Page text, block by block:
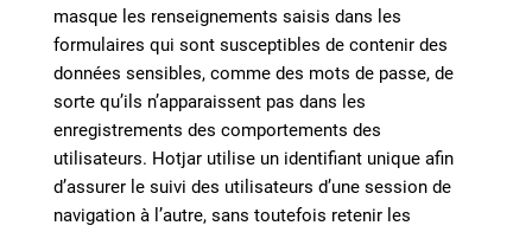
masque les renseignements saisis dans les
formulaires qui sont susceptibles de contenir des
données sensibles, comme des mots de passe, de
sorte qu’ils n’apparaissent pas dans les
enregistrements des comportements des
utilisateurs. Hotjar utilise un identifiant unique afin
d’assurer le suivi des utilisateurs d’une session de
navigation à l’autre, sans toutefois retenir les